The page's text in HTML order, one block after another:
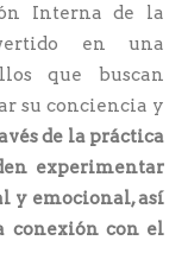
Interna de la
en una
que buscan
su conciencia y
de la práctica
experimentar
y emocional, así
conexión con el